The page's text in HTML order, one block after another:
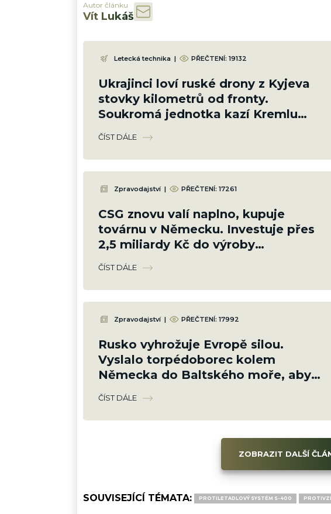
Autor článku
Vít Lukáš
Letecká technika | PŘEČTENÍ: 19132
Ukrajinci loví ruské drony z Kyjeva
stovky kilometrů od fronty.
Soukromá jednotka kazí Kremlu
plány a vycvičila 1 000 pilotů
ČÍST DÁLE
Zpravodajství | PŘEČTENÍ: 17261
CSG znovu valí naplno, kupuje
továrnu v Německu. Investuje přes
2,5 miliardy Kč do výroby
nitroglycerinu a munice
ČÍST DÁLE
Zpravodajství | PŘEČTENÍ: 17992
Rusko vyhrožuje Evropě silou.
Vyslalo torpédoborec kolem
Německa do Baltského moře, aby
chránilo své zájmy
ČÍST DÁLE
ZOBRAZIT DALŠÍ
SOUVISEJÍCÍ TÉMATA: PROTILETADLOVÝ SYSTÉM S-400